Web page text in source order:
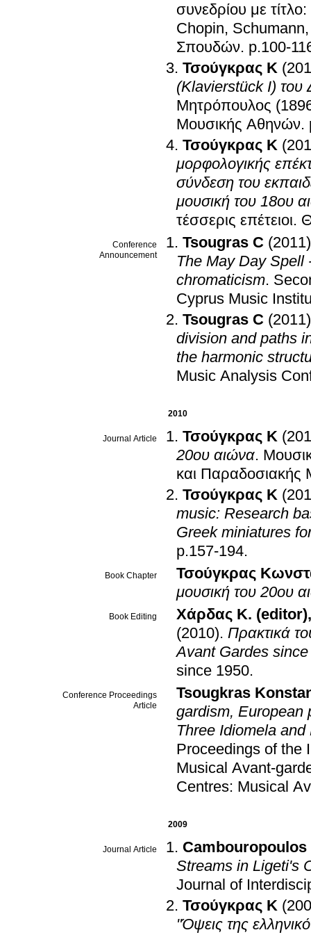
συνεδρίου με
Chopin,
Σπουδών. p.100-
Τσούγκρας K
(Klavierstück I)
Μητρόπουλος
Μουσικής Αθηνών.
Τσούγκρας K
μορφολογικής
σύνδεση του
μουσική του 18ου
τέσσερις επέτειοι.
Conference
Announcement
Tsougras C (2011)
The May Day Spell
chromaticism.
Cyprus Music
Tsougras C (2011)
division and paths
the harmonic
Music Analysis
2010
Journal Article Τσούγκρας K
20ου αιώνα.
και Παραδοσιακής
Τσούγκρας K
music: Research
Greek miniatures
p.157-194.
Book Chapter
Τσούγκρας
μουσική του 20ου
Book Editing Χάρδας Κ. (editor)
(2010). Πρακτικά
Avant Gardes
since 1950.
Conference Proceedings
Article
Tsougkras
gardism, European
Three Idiomela
Proceedings of the
Musical Avant-
Centres: Musical
2009
Journal Article
Streams in Ligeti's
Journal of
Τσούγκρας K
"Όψεις της